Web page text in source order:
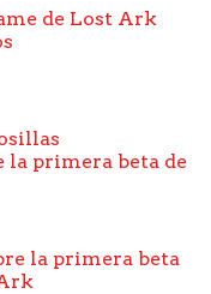
de Lost Ark
la primera beta de
la primera beta